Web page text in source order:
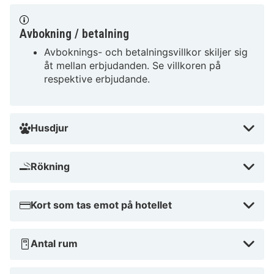
Restaurang Brit Hotel Le Parc Vichy
Även om Brit Hotel Le Parc Vichy inte har en egen
restaurang, finns det gott om matställen i närheten där
en romantisk atmosfär, perfekt för par som vill njuta av
Varför våra HotelSpecials rekommenderar
Perfekt centralt läge nära attraktioner
Vänlig och hjälpsam personal
Närhet till kulturella sevärdheter
Avbokning / betalning
Avboknings- och betalningsvillkor skiljer sig
åt mellan erbjudanden. Se villkoren på
respektive erbjudande.
Husdjur
Rökning
Kort som tas emot på hotellet
Antal rum